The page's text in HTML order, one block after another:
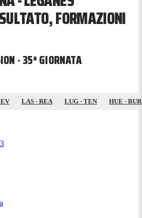
FORMAZIONI
· 35ª GIORNATA
LAS · REA LUG · TEN HUE · BUR